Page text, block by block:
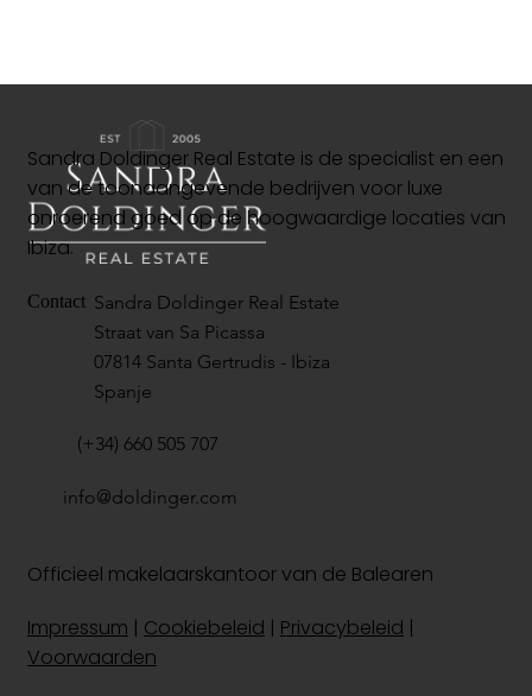
Sandra Doldinger Real Estate is de specialist en een
van de toonaangevende bedrijven voor luxe
onroerend goed op de hoogwaardige locaties van
Ibiza.
Officieel makelaarskantoor van de Balearen
Contact Sandra Doldinger Real Estate
Straat van Sa Picassa
07814 Santa Gertrudis - Ibiza
Spanje
Impressum | Cookiebeleid | Privacybeleid |
Voorwaarden
(+34) 660 505 707
info@doldinger.com